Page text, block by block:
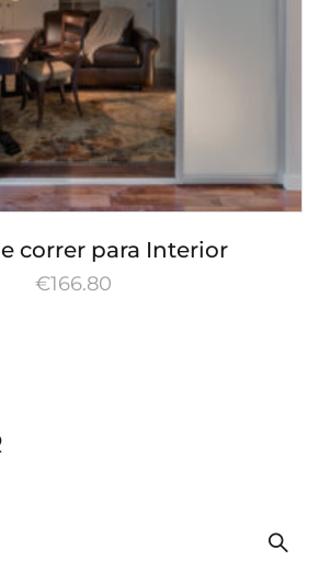
correr para Interior
€166.80